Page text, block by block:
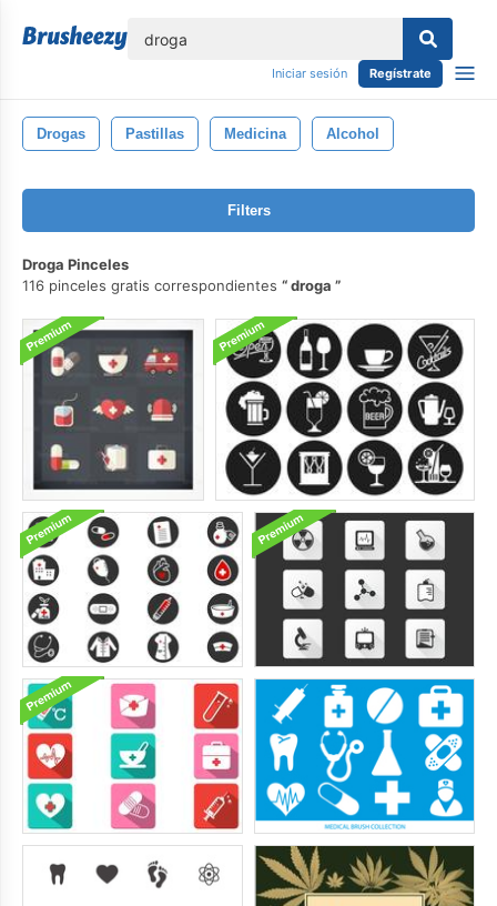
Iniciar sesión Regístrate
Drogas Pastillas Medicina Alcohol
Filters
Droga Pinceles
116 pinceles gratis correspondientes
droga